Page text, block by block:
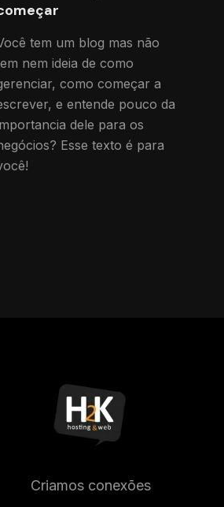
tem um blog mas não
nem ideia de como
como começar a
e entende pouco da
dele para os
Esse texto é para
Criamos conexões